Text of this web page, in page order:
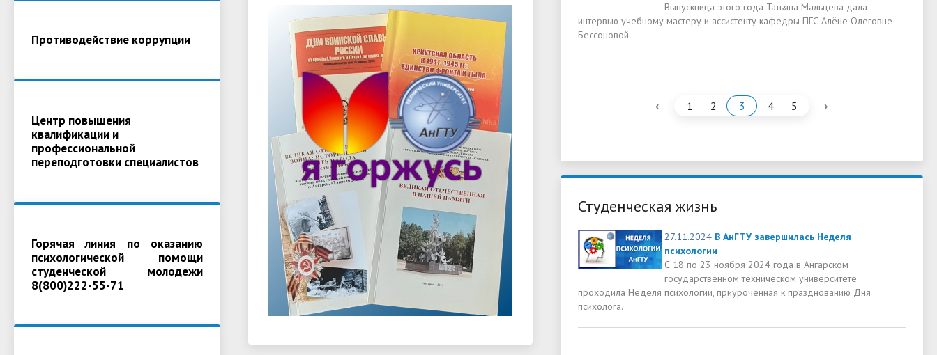
Противодействие коррупции
Центр повышения
квалификации и
профессиональной
переподготовки специалистов
Горячая линия по оказанию
психологической помощи
студенческой молодежи
8(800)222-55-71
Выпускница этого года Татьяна Мальцева дала
интервью учебному мастеру и ассистенту кафедры ПГС Алёне Олеговне
Бессоновой.
‹ 1 2 3 4 5 ›
Студенческая жизнь
27.11.2024 В АнГТУ завершилась Неделя
психологии
С 18 по 23 ноября 2024 года в Ангарском
государственном техническом университете
проходила Неделя психологии, приуроченная к празднованию Дня
психолога.